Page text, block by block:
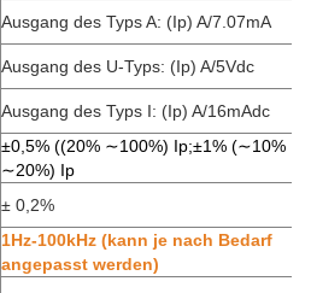
Ausgang des Typs A: (Ip) A/7.07mA
Ausgang des U-Typs: (Ip) A/5Vdc
Ausgang des Typs I: (Ip) A/16mAdc
±0,5% ((20% ∼100%) Ip;±1% (∼10%
∼20%) Ip
± 0,2%
1Hz-100kHz (kann je nach Bedarf
angepasst werden)